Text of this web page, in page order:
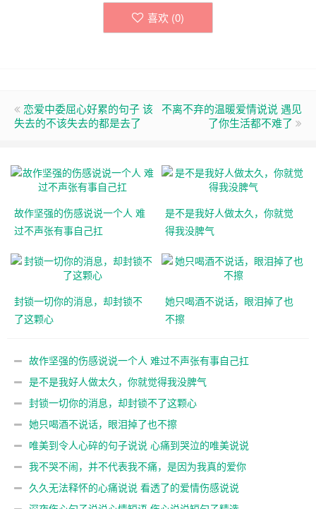
喜欢 (0)
恋爱中委屈心好累的句子 该
失去的不该失去的都是去了
不离不弃的温暖爱情说说 遇见
了你生活都不难了
故作坚强的伤感说说一个人 难
过不声张有事自己扛
是不是我好人做太久，你就觉
得我没脾气
封锁一切你的消息，却封锁不
了这颗心
她只喝酒不说话，眼泪掉了也
不擦
故作坚强的伤感说说一个人 难过不声张有事自己扛
是不是我好人做太久，你就觉得我没脾气
封锁一切你的消息，却封锁不了这颗心
她只喝酒不说话，眼泪掉了也不擦
唯美到令人心碎的句子说说 心痛到哭泣的唯美说说
我不哭不闹，并不代表我不痛，是因为我真的爱你
久久无法释怀的心痛说说 看透了的爱情伤感说说